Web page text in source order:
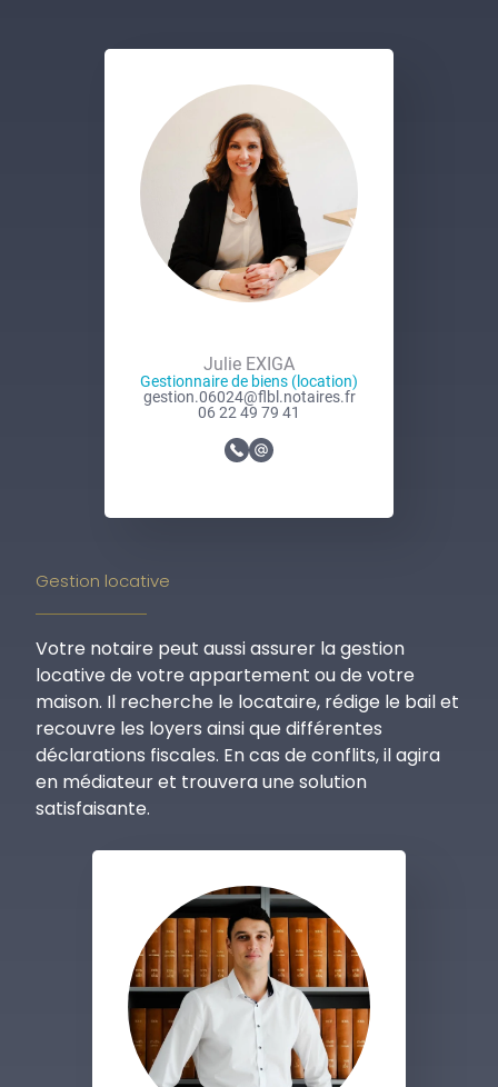
Julie EXIGA
Gestionnaire de biens (location)
gestion.06024@flbl.notaires.fr
06 22 49 79 41
1
g
s
.
0
6
0
2
4
b
l
.
n
o
t
a
i
Gestion locative
Votre notaire peut aussi assurer la gestion
locative de votre appartement ou de votre
maison. Il recherche le locataire, rédige le bail et
recouvre les loyers ainsi que différentes
déclarations fiscales. En cas de conflits, il agira
en médiateur et trouvera une solution
satisfaisante.